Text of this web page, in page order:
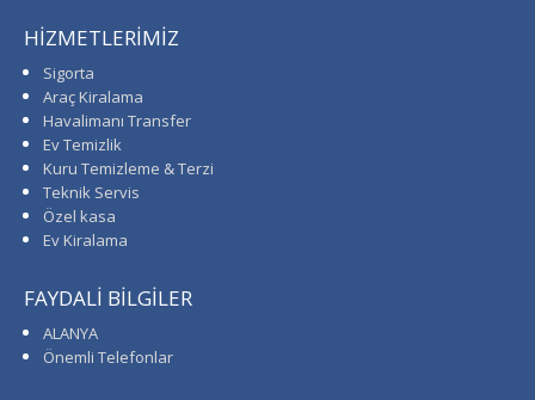
HİZMETLERİMİZ
Sigorta
Araç Kiralama
Havalimanı Transfer
Ev Temizlik
Kuru Temizleme & Terzi
Teknik Servis
Özel kasa
Ev Kiralama
FAYDALİ BİLGİLER
ALANYA
Önemli Telefonlar